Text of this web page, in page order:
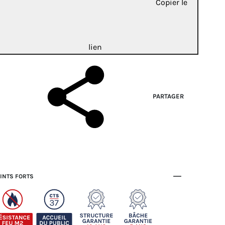
Copier le
lien
PARTAGER
FORTS